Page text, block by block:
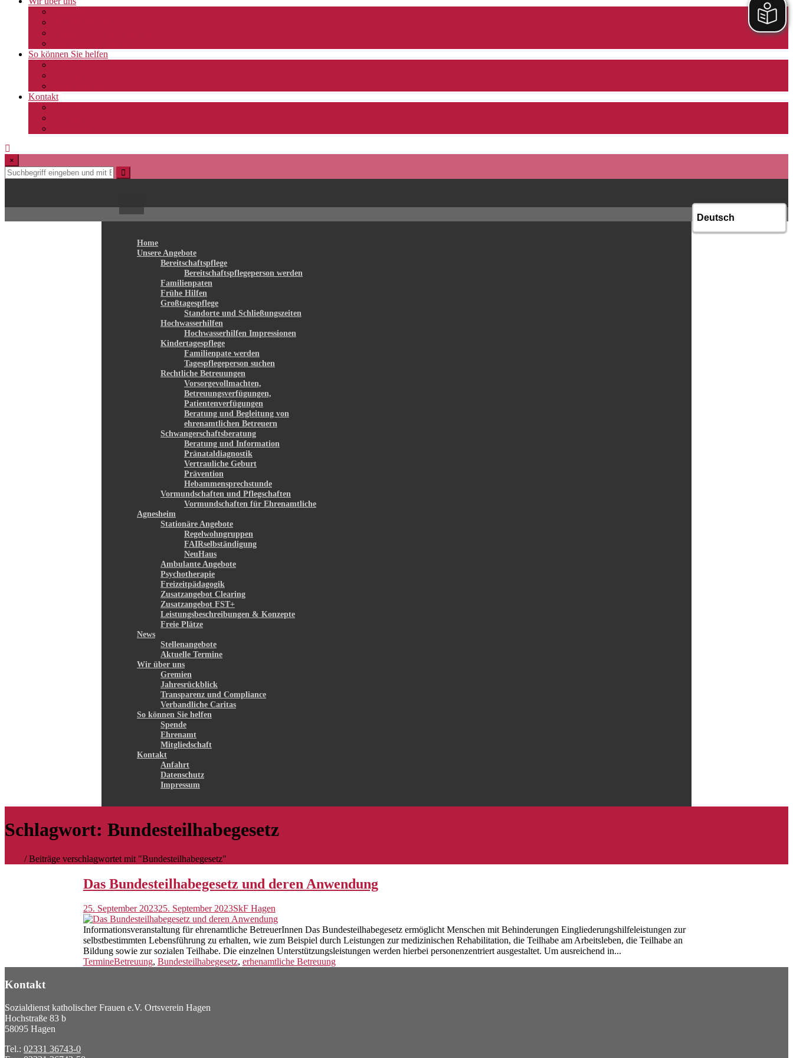
So können Sie helfen
Kontakt
×
Home
Unsere Angebote
Bereitschaftspflege
Bereitschaftspflegeperson werden
Familienpaten
Frühe Hilfen
Großtagespflege
Standorte und Schließungszeiten
Hochwasserhilfen
Hochwasserhilfen Impressionen
Kindertagespflege
Familienpate werden
Tagespflegeperson suchen
Rechtliche Betreuungen
Vorsorgevollmachten,
Betreuungsverfügungen,
Patientenverfügungen
Beratung und Begleitung von
ehrenamtlichen Betreuern
Schwangerschaftsberatung
Beratung und Information
Pränataldiagnostik
Vertrauliche Geburt
Prävention
Hebammensprechstunde
Vormundschaften und Pflegschaften
Vormundschaften für Ehrenamtliche
Agnesheim
Stationäre Angebote
Regelwohngruppen
FAIRselbständigung
NeuHaus
Ambulante Angebote
Psychotherapie
Freizeitpädagogik
Zusatzangebot Clearing
Zusatzangebot FST+
Leistungsbeschreibungen & Konzepte
Freie Plätze
News
Stellenangebote
Aktuelle Termine
Wir über uns
Gremien
Jahresrückblick
Transparenz und Compliance
Verbandliche Caritas
So können Sie helfen
Spende
Ehrenamt
Mitgliedschaft
Kontakt
Anfahrt
Datenschutz
Impressum
Schlagwort: Bundesteilhabegesetz
/Beiträge verschlagwortet mit "Bundesteilhabegesetz"
Das Bundesteilhabegesetz und deren Anwendung
25. September 202325. September 2023SkF Hagen
Informationsveranstaltung für ehrenamtliche BetreuerInnen Das Bundesteilhabegesetz ermöglicht Menschen mit Behinderungen Eingliederungshilfeleistungen zur
selbstbestimmten Lebensführung zu erhalten, wie zum Beispiel durch Leistungen zur medizinischen Rehabilitation, die Teilhabe am Arbeitsleben, die Teilhabe an
Bildung sowie zur sozialen Teilhabe. Die einzelnen Unterstützungsleistungen werden hierbei personenzentriert ausgestaltet. Um ausreichend in...
TermineBetreuung, Bundesteilhabegesetz, erhenamtliche Betreuung
Kontakt
Sozialdienst katholischer Frauen e.V. Ortsverein Hagen
Hochstraße 83 b
58095 Hagen
Tel.: 02331 36743-0